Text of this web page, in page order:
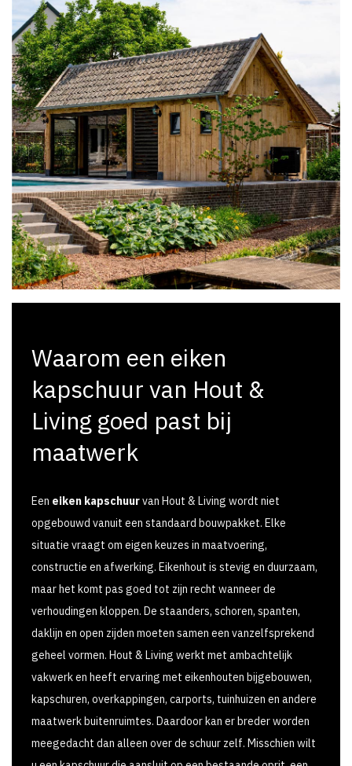
Waarom een eiken
kapschuur van Hout &
Living goed past bij
maatwerk
Een eiken kapschuurvan Hout & Living wordt niet
opgebouwd vanuit een standaard bouwpakket. Elke
situatie vraagt om eigen keuzes in maatvoering,
constructie en afwerking. Eikenhout is stevig en duurzaam,
maar het komt pas goed tot zijn recht wanneer de
verhoudingen kloppen. De staanders, schoren, spanten,
daklijn en open zijden moeten samen een vanzelfsprekend
geheel vormen. Hout & Living werkt met ambachtelijk
vakwerk en heeft ervaring met eikenhouten bijgebouwen,
kapschuren, overkappingen, carports, tuinhuizen en andere
maatwerk buitenruimtes. Daardoor kan er breder worden
meegedacht dan alleen over de schuur zelf. Misschien wilt